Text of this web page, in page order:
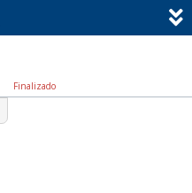
Finalizado